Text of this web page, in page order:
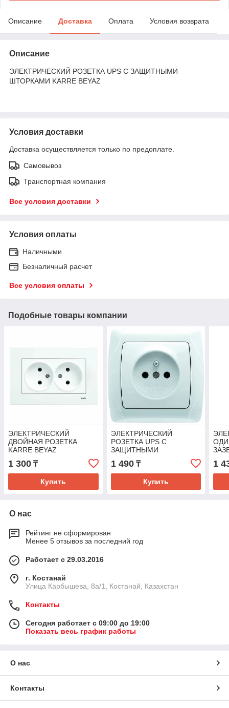
Описание Доставка Оплата Условия возврата
Описание
ЭЛЕКТРИЧЕСКИЙ РОЗЕТКА UPS С ЗАЩИТНЫМИ
ШТОРКАМИ KARRE BEYAZ
Условия доставки
Доставка осуществляется только по предоплате.
Самовывоз
Транспортная компания
Все условия доставки
Условия оплаты
Наличными
Безналичный расчет
Все условия оплаты
Подобные товары компании
ЭЛЕКТРИЧЕСКИЙ
ДВОЙНАЯ РОЗЕТКА
KARRE BEYAZ
1 300 ₸
Купить
ЭЛЕКТРИЧЕСКИЙ
РОЗЕТКА UPS С
ЗАЩИТНЫМИ
ШТОРКАМИ
1 490₸
Купить
1
О нас
Рейтинг не сформирован
Менее 5 отзывов за последний год
Работает с 29.03.2016
г. Костанай
Улица Карбышева, 8а/1, Костанай, Казахстан
Контакты
Сегодня работает с 09:00 до 19:00
Показать весь график работы
О нас
Контакты